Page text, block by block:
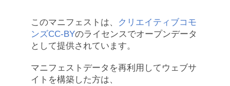
このマニフェストは、
クリエイティブコモ
ンズCC-BYのライセンスでオープンデータ
として提供されています。
マニフェストデータを再利用してウェブサ
イトを構築した方は、